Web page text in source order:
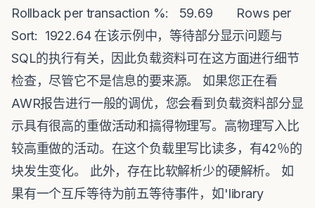
Rollback per transaction %: 59.69 Rows per
Sort: 1922.64 在该示例中，等待部分显示问题与
SQL的执行有关，因此负载资料可在这方面进行细节
检查，尽管它不是信息的要来源。 如果您正在看
AWR报告进行一般的调优，您会看到负载资料部分显
示具有很高的重做活动和搞得物理写。高物理写入比
较高重做的活动。在这个负载里写比读多，有42％的
块发生变化。 此外，存在比软解析少的硬解析。 如
果有一个互斥等待为前五等待事件，如'library